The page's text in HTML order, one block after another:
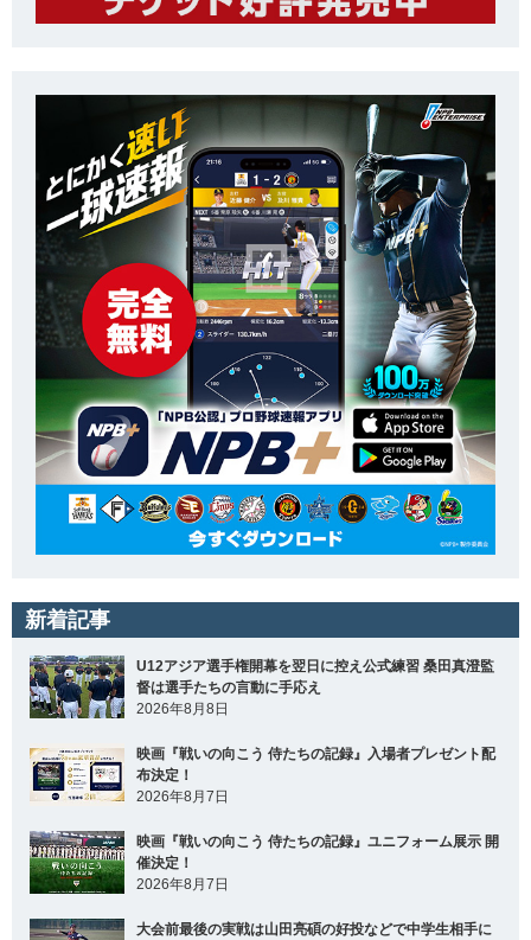
新着記事
U12アジア選手権開幕を翌日に控え公式練習 桑田真澄監
督は選手たちの言動に手応え
2026年8月8日
映画『戦いの向こう 侍たちの記録』入場者プレゼント配
布決定！
2026年8月7日
映画『戦いの向こう 侍たちの記録』ユニフォーム展示 開
催決定！
2026年8月7日
大会前最後の実戦は山田亮碩の好投などで中学生相手に